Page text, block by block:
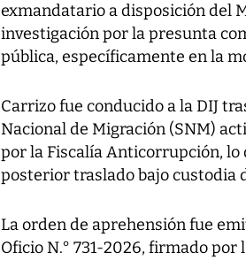
exmandatario a disposición del
investigación por la presunta
pública, específicamente en la
Carrizo fue conducido a la DIJ
Nacional de Migración (SNM)
por la Fiscalía Anticorrupción,
posterior traslado bajo custodia
La orden de aprehensión fue
Oficio N.° 731-2026, firmado